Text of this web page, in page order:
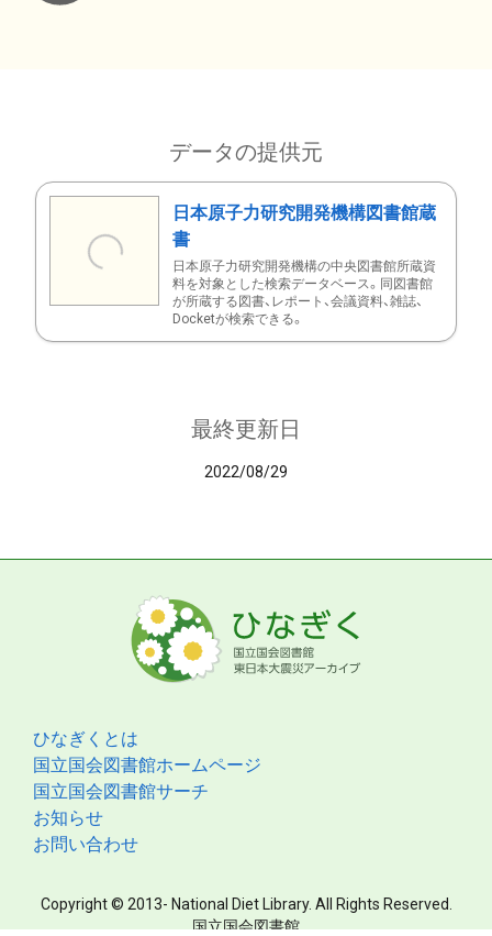
データの提供元
日本原子力研究開発機構図書館蔵
書
日本原子力研究開発機構の中央図書館所蔵資
料を対象とした検索データベース。同図書館
が所蔵する図書、レポート、会議資料、雑誌、
Docketが検索できる。
最終更新日
2022/08/29
ひなぎくとは
国立国会図書館ホームページ
国立国会図書館サーチ
お知らせ
お問い合わせ
Copyright © 2013- National Diet Library. All Rights Reserved.